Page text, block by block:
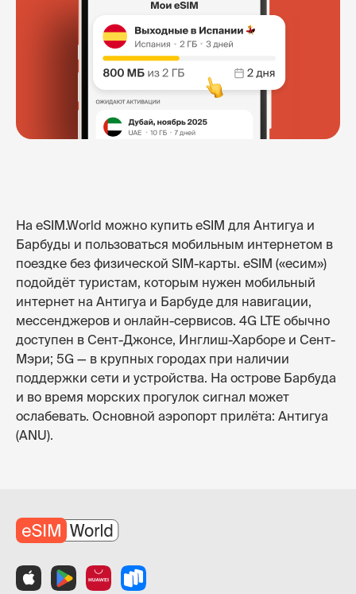
На eSIM.World можно купить eSIM для Антигуа и
Барбуды и пользоваться мобильным интернетом в
поездке без физической SIM-карты. eSIM («есим»)
подойдёт туристам, которым нужен мобильный
интернет на Антигуа и Барбуде для навигации,
мессенджеров и онлайн-сервисов. 4G LTE обычно
доступен в Сент-Джонсе, Инглиш-Харборе и Сент-
Мэри; 5G — в крупных городах при наличии
поддержки сети и устройства. На острове Барбуда
и во время морских прогулок сигнал может
ослабевать. Основной аэропорт прилёта: Антигуа
(ANU).